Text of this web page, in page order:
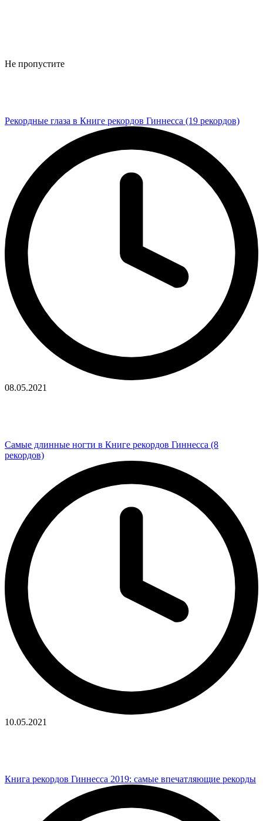
Не пропустите
Рекордные глаза в Книге рекордов Гиннесса (19 рекордов)
08.05.2021
Самые длинные ногти в Книге рекордов Гиннесса (8
рекордов)
10.05.2021
Книга рекордов Гиннесса 2019: самые впечатляющие рекорды